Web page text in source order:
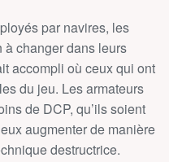
par navires, les
à changer dans leurs
accompli où ceux qui ont
du jeu. Les armateurs
de DCP, qu’ils soient
augmenter de manière
destructrice.